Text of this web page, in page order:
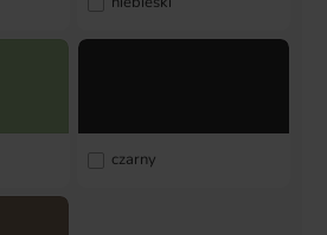
czarny